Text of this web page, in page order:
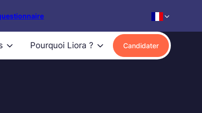
Pourquoi Liora ? Candidater